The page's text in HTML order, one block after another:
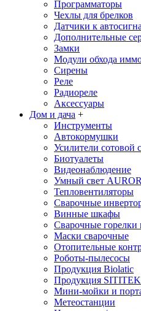
Программаторы
Чехлы для брелков
Датчики к
Дополнительные
Замки
Модули обхода
Сирены
Реле
Радиореле
Аксессуары
Дом и дача +
Инструменты
Автокормушки
Усилители сотовой
Биотуалеты
Видеонаблюдение
Умный свет
Тепловентиляторы
Сварочные
Винные шкафы
Сварочные горелки
Маски сварочные
Отопительные
Роботы-пылесосы
Продукция Biolatic
Продукция SITITEK
Мини-мойки и
Метеостанции